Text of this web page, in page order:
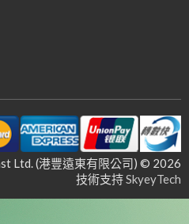
Ltd. (港豐遠東有限公司) © 2026
技術支持SkyeyTech